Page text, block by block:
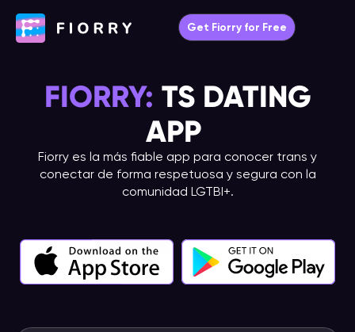
Get Fiorry for Free
FIORRY: TS DATING
APP
Fiorry es la más fiable app para conocer trans y
conectar de forma respetuosa y segura con la
comunidad LGTBI+.